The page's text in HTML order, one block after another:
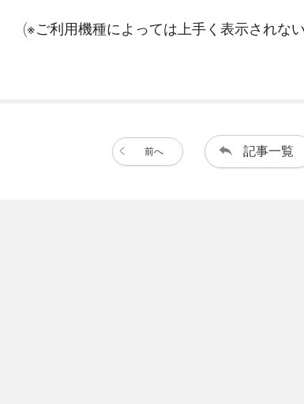
(※ご利用機種によっては上手く表示されな
前へ 記事一覧